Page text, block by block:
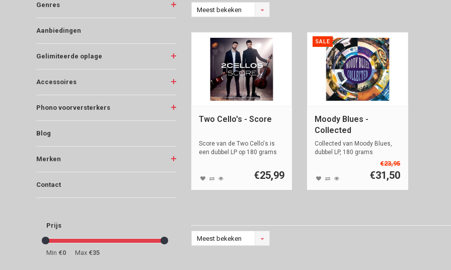
Genres
Aanbiedingen
Gelimiteerde oplage
Accessoires
Phono voorversterkers
Blog
Merken
Contact
Prijs
Min €0 Max €35
Meest bekeken
Two Cello's - Score
Score van de Two Cello's is
een dubbel LP op 180 grams
€25,99
SALE
Moody Blues -
Collected
Collected van Moody Blues,
dubbel LP, 180 grams
€23,95
€31,50
Meest bekeken